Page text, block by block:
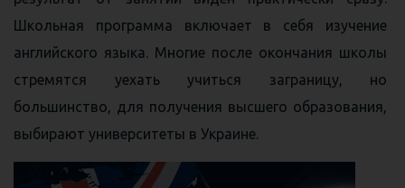
Школьная программа включает в себя изучение
английского языка. Многие после окончания школы
стремятся уехать учиться заграницу, но
большинство, для получения высшего образования,
выбирают университеты в Украине.